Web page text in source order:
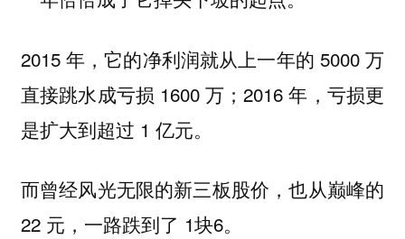
2015 年，它的净利润就从上一年的 5000 万
直接跳水成亏损 1600 万；2016 年，亏损更
是扩大到超过 1 亿元。
而曾经风光无限的新三板股价，也从巅峰的
22 元，一路跌到了 1块6。